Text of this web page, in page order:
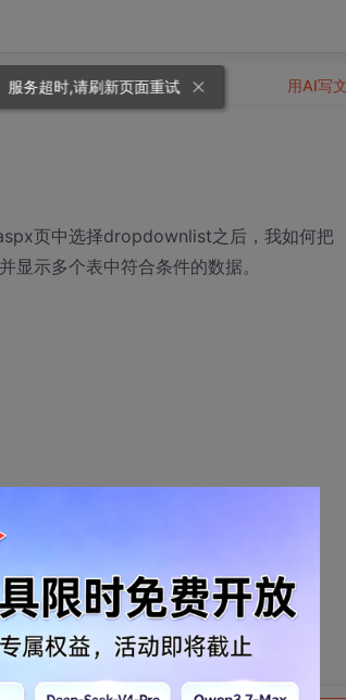
页中选择dropdownlist之后，我如何把
示多个表中符合条件的数据。
用AI写
服务超时,请刷新页面重试